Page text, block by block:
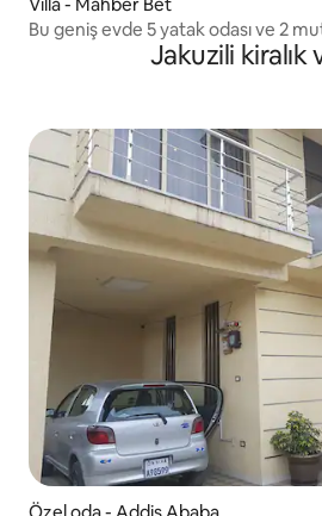
Bu geniş evde 5 yatak odası ve 2
Jakuzili kiralık